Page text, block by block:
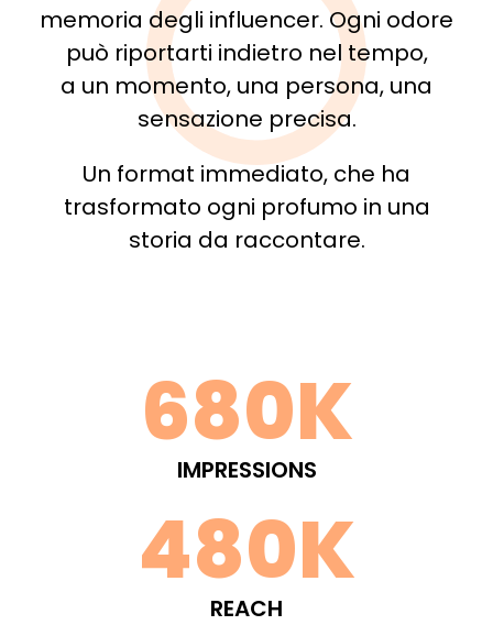
memoria degli influencer. Ogni odore
può riportarti indietro nel tempo,
a un momento, una persona, una
sensazione precisa.
Un format immediato, che ha
trasformato ogni profumo in una
storia da raccontare.
680K
IMPRESSIONS
480K
REACH